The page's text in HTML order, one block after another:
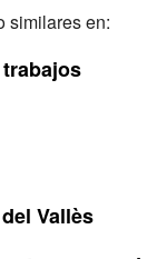
similares en:
Vallès